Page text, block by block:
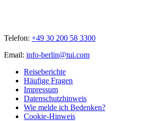
Telefon: +49 30 200 58 3300
Email: info-berlin@tui.com
Reiseberichte
Häufige Fragen
Impressum
Datenschutzhinweis
Wie melde ich Bedenken?
Cookie-Hinweis